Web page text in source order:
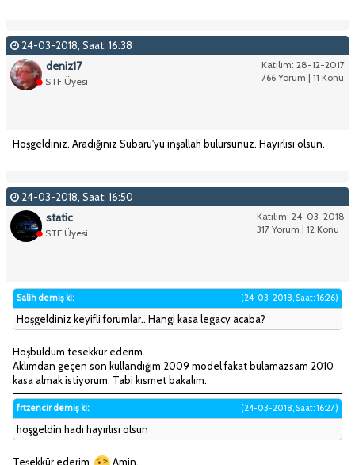
24-03-2018, Saat: 16:38
Katılım: 28-12-2017
766 Yorum | 11 Konu
deniz17
STF Üyesi
Hoşgeldiniz. Aradığınız Subaru'yu inşallah bulursunuz. Hayırlısı olsun.
24-03-2018, Saat: 16:50
Katılım: 24-03-2018
317 Yorum | 12 Konu
static
STF Üyesi
(24-03-2018, Saat: 16:26)
Salih demiş ki:
Hoşgeldiniz keyifli forumlar.. Hangi kasa legacy acaba?
Hoşbuldum tesekkur ederim.
Aklımdan geçen son kullandığım 2009 model fakat bulamazsam 2010
kasa almak istiyorum. Tabi kısmet bakalım.
(24-03-2018, Saat: 16:27)
frtzencir demiş ki:
hoşgeldin hadı hayırlısı olsun
Teşekkür ederim Amin.